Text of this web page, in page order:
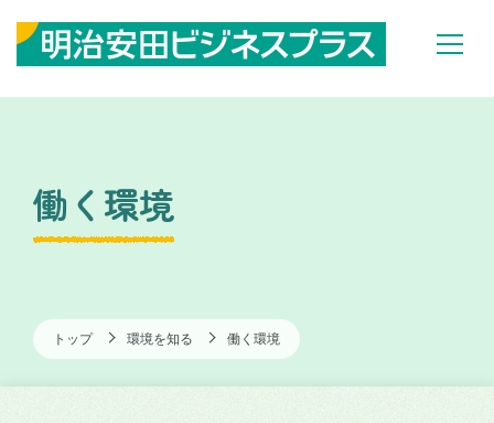
働く環境
トップ 環境を知る 働く環境